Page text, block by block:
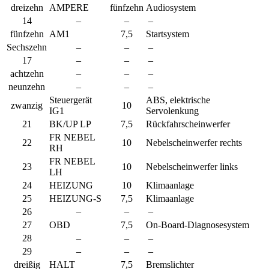
dreizehn
AMPERE fünfzehn Audiosystem
14
– –
–
fünfzehn
AM1 7,5
Startsystem
Sechszehn
– –
–
17
– –
–
achtzehn
– –
–
neunzehn
– –
–
zwanzig
Steuergerät
IG1
10
ABS, elektrische
Servolenkung
21
BK/UP LP 7,5
Rückfahrscheinwerfer
22
FR NEBEL
RH
10 Nebelscheinwerfer rechts
23
FR NEBEL
LH
10
Nebelscheinwerfer links
24
HEIZUNG 10
Klimaanlage
25
HEIZUNG-S 7,5
Klimaanlage
26
– –
–
27
OBD 7,5
On-Board-Diagnosesystem
28
– –
–
29
– –
–
dreißig
HALT 7,5
Bremslichter